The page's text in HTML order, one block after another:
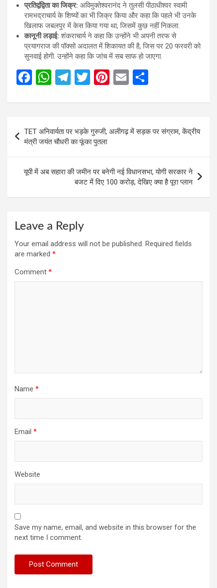
प्रतिद्वंद्विता का जिक्र: अविमुक्तेश्वरानंद ने तुलसी पीठाधीश्वर स्वामी
रामभद्राचार्य के शिष्यों का भी जिक्र किया और कहा कि पहले भी उनके
खिलाफ जबलपुर में केस किया गया था, जिसमें कुछ नहीं निकला.
कानूनी लड़ाई: शंकराचार्य ने कहा कि उन्होंने भी अपनी तरफ से
प्रयागराज की पॉक्सो अदालत में शिकायत की है, जिस पर 20 फरवरी को
सुनवाई होगी. उन्होंने कहा कि जांच में सब साफ हो जाएगा.
F
ce
b
o
o
k
W
at
s
A
p
p
T
e
gr
a
m
T
tt
er
Pi
er
es
t
E
ail ar
navigation
TET अनिवार्यता पर भड़के गुरुजी, अलीगढ़ में सड़क पर संग्राम, केंद्रीय
मंत्री जयंत चौधरी का फूंका पुतला
यूपी में अब सहारा की जमीन पर बनेगी नई विधानसभा, योगी सरकार ने
बजट में दिए 100 करोड़, देखिए क्या है पूरा प्लान
Leave a Reply
Your email address will not be published. Required fields
are marked *
Comment *
Name *
Email *
Website
Save my name, email, and website in this browser for the
next time I comment.